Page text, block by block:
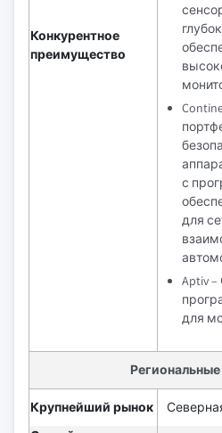
Конкурентное
преимущество
с
для
Aptiv
для
Крупнейший рынок